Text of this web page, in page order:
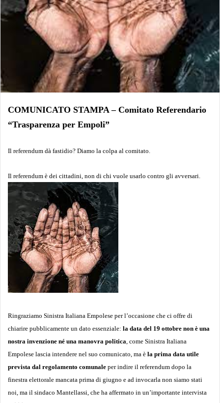
COMUNICATO STAMPA – Comitato Referendario
“Trasparenza per Empoli”
Il referendum dà fastidio? Diamo la colpa al comitato.
Il referendum è dei cittadini, non di chi vuole usarlo contro gli avversari.
Ringraziamo Sinistra Italiana Empolese per l’occasione che ci offre di
chiarire pubblicamente un dato essenziale: la data del 19 ottobre non è una
nostra invenzione né una manovra politica , come Sinistra Italiana
Empolese lascia intendere nel suo comunicato, ma è la prima data utile
prevista dal regolamento comunale per indire il referendum dopo la
finestra elettorale mancata prima di giugno e ad invocarla non siamo stati
noi, ma il sindaco Mantellassi, che ha affermato in un’importante intervista